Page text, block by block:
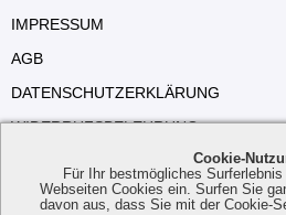
Cookie-
Für Ihr bestmögliches
Webseiten Cookies ein. Surfen Sie
davon aus, dass Sie mit der Cookie-
IMPRESSUM
AGB
DATENSCHUTZERKLÄRUNG
WIDERRUFSBELEHRUNG